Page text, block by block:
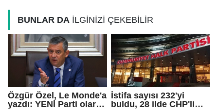
BUNLAR DA İLGİNİZİ ÇEKEBİLİR
Özgür Özel, Le Monde'a
yazdı: YENİ Parti olarak
İstifa sayısı 232'yi
buldu, 28 ilde CHP'li